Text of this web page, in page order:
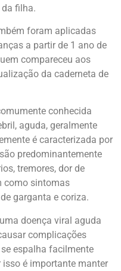
da filha.
foram aplicadas
a partir de 1 ano de
compareceu aos
da caderneta de
conhecida
aguda, geralmente
é caracterizada por
predominantemente
tremores, dor de
como sintomas
garganta e coriza.
doença viral aguda
complicações
espalha facilmente
é importante manter